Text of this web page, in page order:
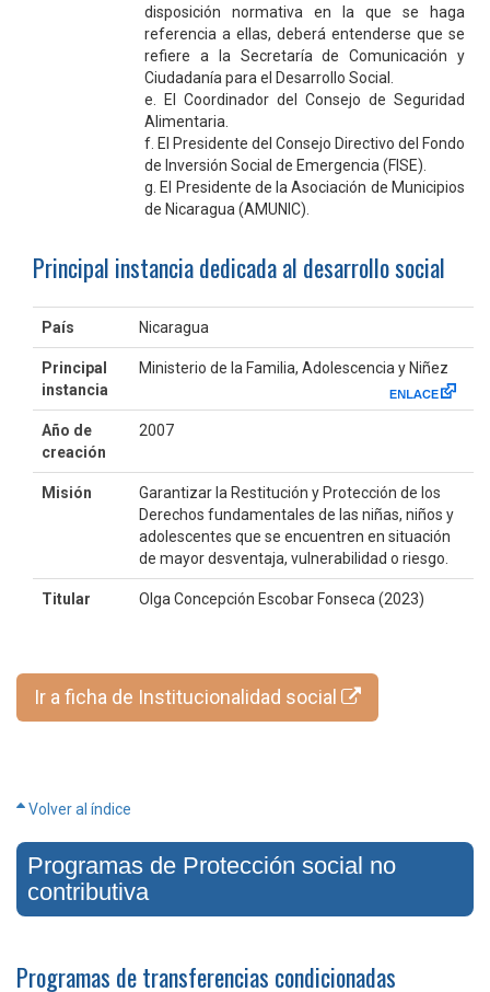
disposición normativa en la que se haga
referencia a ellas, deberá entenderse que se
refiere a la Secretaría de Comunicación y
Ciudadanía para el Desarrollo Social.
e. El Coordinador del Consejo de Seguridad
Alimentaria.
f. El Presidente del Consejo Directivo del Fondo
de Inversión Social de Emergencia (FISE).
g. El Presidente de la Asociación de Municipios
de Nicaragua (AMUNIC).
Principal instancia dedicada al desarrollo social
País Nicaragua
Principal
instancia
Ministerio de la Familia, Adolescencia y Niñez
Año de
creación
2007
Misión
Garantizar la Restitución y Protección de los
Derechos fundamentales de las niñas, niños y
adolescentes que se encuentren en situación
de mayor desventaja, vulnerabilidad o riesgo.
Titular Olga Concepción Escobar Fonseca (2023)
Ir a ficha de Institucionalidad social
Volver al índice
Programas de Protección social no
contributiva
Programas de transferencias condicionadas